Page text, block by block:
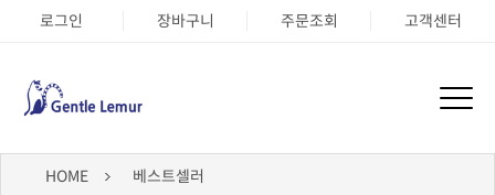
로그인 장바구니 주문조회 고객센터
HOME 베스트셀러